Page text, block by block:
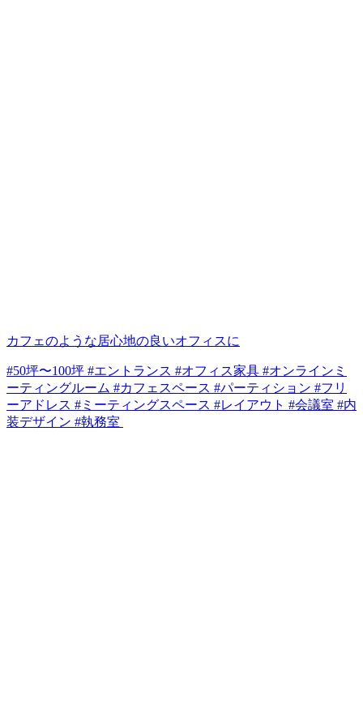
カフェのような居心地の良いオフィスに
#50坪〜100坪 #エントランス #オフィス家具 #オンラインミ
ーティングルーム #カフェスペース #パーティション #フリ
ーアドレス #ミーティングスペース #レイアウト #会議室 #内
装デザイン #執務室